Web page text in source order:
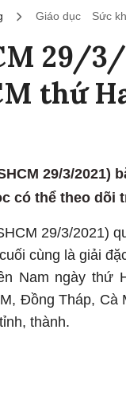
Giáo dục Sức
29/
thứ
29/3/
có thể theo dõi
29/3/2021)
cùng là giải
Nam ngày thứ
Đồng Tháp,
thành.